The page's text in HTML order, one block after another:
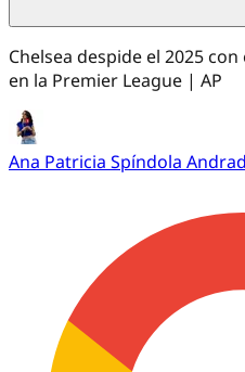
Chelsea despide el 2025
en la Premier League | AP
Ana Patricia Spíndola